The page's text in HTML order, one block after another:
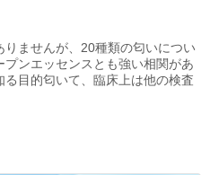
ませんが、20種類の匂いについ
ンエッセンスとも強い相関があ
目的匂いて、臨床上は他の検査